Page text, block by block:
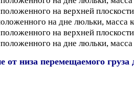
на верхней
на дне люльки, масса
на верхней
на дне люльки,
от низа перемещаемого